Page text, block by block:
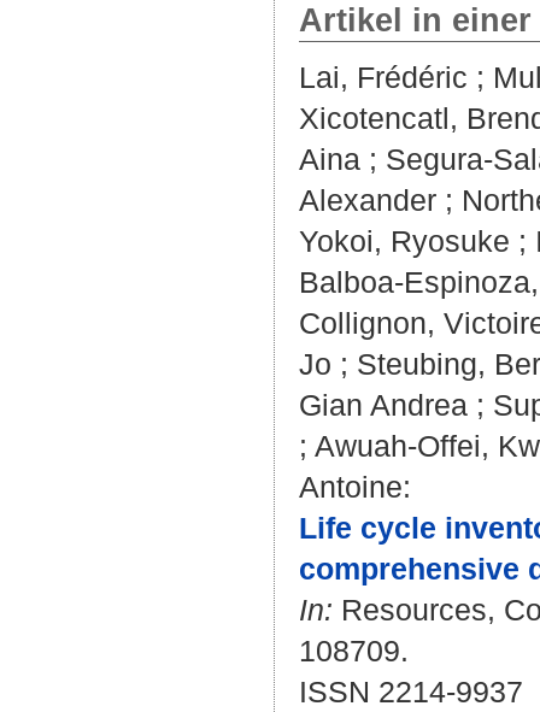
Artikel in
Lai, Frédéric ;
Xicotencatl,
Aina ; Segura-
Alexander ;
Yokoi, Ryosuke ;
Balboa-
Collignon,
Jo ; Steubing,
Gian Andrea ;
; Awuah-Offei,
Antoine:
Life cycle
comprehensive
In: Resources,
108709.
ISSN 2214-9937